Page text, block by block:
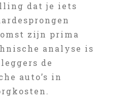
dat je iets
zijn prima
analyse is
de
auto’s in